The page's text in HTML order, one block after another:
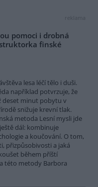
reklama
pomoci i drobná
finské
lesa léčí tělo i duši.
například potvrzuje, že
deset minut pobytu v
snižuje krevní tlak.
metoda Lesní mysli jde
dál: kombinuje
a koučování. O tom,
přizpůsobivosti a jaká
během příští
této metody Barbora